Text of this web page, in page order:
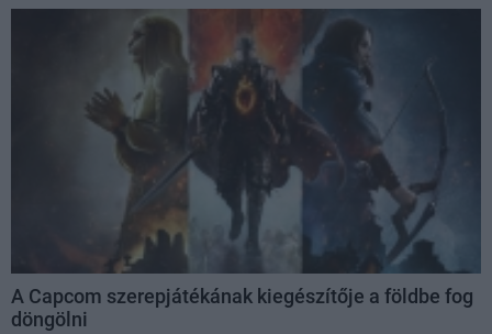
A Capcom szerepjátékának kiegészítője a földbe fog
döngölni